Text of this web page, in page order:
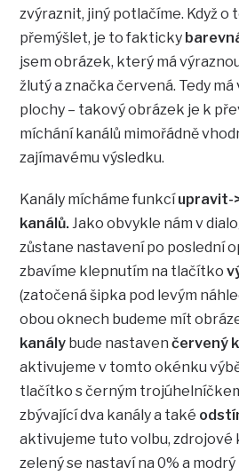
zvýraznit, jiný potlačíme. Když o
přemýšlet, je to fakticky
jsem obrázek, který má
žlutý a značka červená. Tedy
plochy – takový obrázek je k
míchání kanálů mimořádně
zajímavému výsledku.
Kanály mícháme funkcíupravit-
kanálů.Jako obvykle nám v
zůstane nastavení po poslední
zbavíme klepnutím na tlačítko
(zatočená šipka pod levým
obou oknech budeme mít
kanály bude nastavenčervený
aktivujeme v tomto okénku
tlačítko s černým
zbývající dva kanály a také
aktivujeme tuto volbu, zdrojové
zelený se nastaví na 0% a modrý